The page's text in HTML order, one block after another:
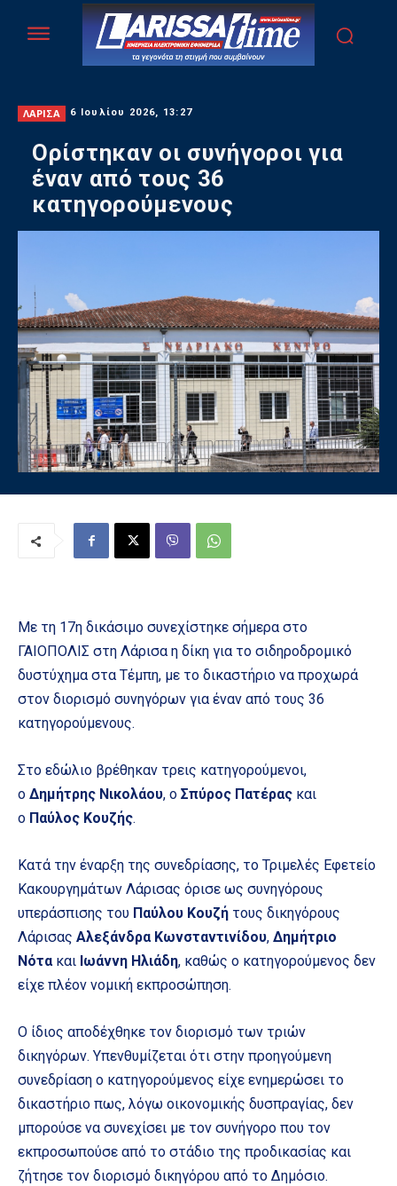
ΛΑΡΙΣΑ 6 Ιουλίου 2026, 13:27
Ορίστηκαν οι συνήγοροι για
έναν από τους 36
κατηγορούμενους
Με τη 17η δικάσιμο συνεχίστηκε σήμερα στο
ΓΑΙΟΠΟΛΙΣ στη Λάρισα η δίκη για το σιδηροδρομικό
δυστύχημα στα Τέμπη, με το δικαστήριο να προχωρά
στον διορισμό συνηγόρων για έναν από τους 36
κατηγορούμενους.
Στο εδώλιο βρέθηκαν τρεις κατηγορούμενοι,
ο Δημήτρης Νικολάου, ο Σπύρος Πατέρας και
ο Παύλος Κουζής.
Κατά την έναρξη της συνεδρίασης, το Τριμελές Εφετείο
Κακουργημάτων Λάρισας όρισε ως συνηγόρους
υπεράσπισης του Παύλου Κουζή τους δικηγόρους
Λάρισας Αλεξάνδρα Κωνσταντινίδου, Δημήτριο
Νότακαι Ιωάννη Ηλιάδη, καθώς ο κατηγορούμενος δεν
είχε πλέον νομική εκπροσώπηση.
Ο ίδιος αποδέχθηκε τον διορισμό των τριών
δικηγόρων. Υπενθυμίζεται ότι στην προηγούμενη
συνεδρίαση ο κατηγορούμενος είχε ενημερώσει το
δικαστήριο πως, λόγω οικονομικής δυσπραγίας, δεν
μπορούσε να συνεχίσει με τον συνήγορο που τον
εκπροσωπούσε από το στάδιο της προδικασίας και
ζήτησε τον διορισμό δικηγόρου από το Δημόσιο.